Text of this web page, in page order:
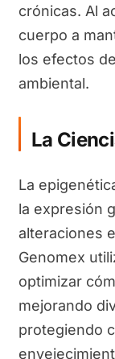
crónicas. Al
cuerpo a
los efectos
ambiental.
La
La
la expresión
alteraciones
Genomex
optimizar
mejorando
protegiendo